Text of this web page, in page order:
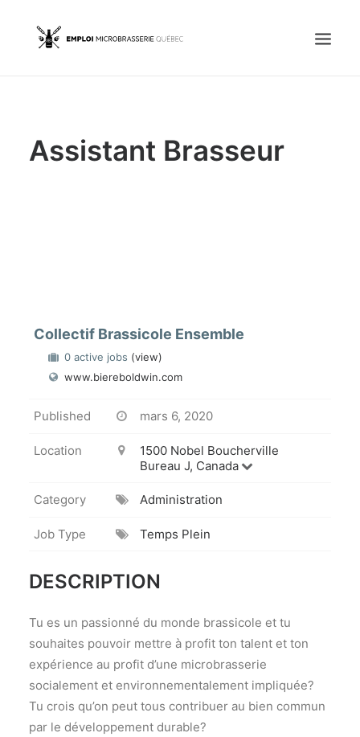
Emplois
Portail Candidat
Assistant Brasseur
Collectif Brassicole Ensemble
0 active jobs (view)
www.biereboldwin.com
Published mars 6, 2020
Location
1500 Nobel Boucherville
Bureau J, Canada
Category Administration
Job Type Temps Plein
DESCRIPTION
Tu es un passionné du monde brassicole et tu
souhaites pouvoir mettre à profit ton talent et ton
expérience au profit d’une microbrasserie
socialement et environnementalement impliquée?
Tu crois qu’on peut tous contribuer au bien commun
par le développement durable?